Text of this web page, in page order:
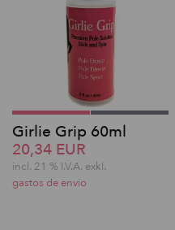
Girlie Grip 60ml
20,34 EUR
incl. 21 % I.V.A. exkl.
gastos de envio